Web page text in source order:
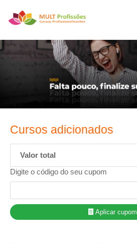
Cursos adicionados
Valor total
Digite o código do seu cupom
Aplicar cupom